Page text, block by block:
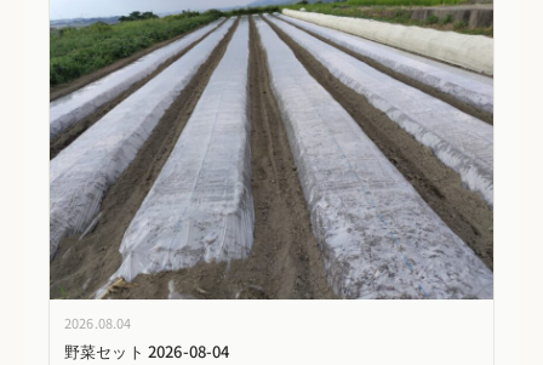
2026.08.04
野菜セット 2026-08-04